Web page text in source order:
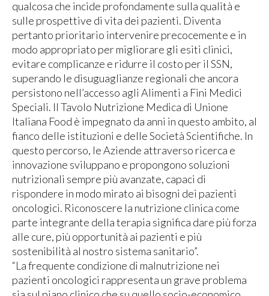
qualcosa che incide profondamente sulla qualità e
sulle prospettive di vita dei pazienti. Diventa
pertanto prioritario intervenire precocemente e in
modo appropriato per migliorare gli esiti clinici,
evitare complicanze e ridurre il costo per il SSN,
superando le disuguaglianze regionali che ancora
persistono nell’accesso agli Alimenti a Fini Medici
Speciali. Il Tavolo Nutrizione Medica di Unione
Italiana Food è impegnato da anni in questo ambito, al
fianco delle istituzioni e delle Società Scientifiche. In
questo percorso, le Aziende attraverso ricerca e
innovazione sviluppano e propongono soluzioni
nutrizionali sempre più avanzate, capaci di
rispondere in modo mirato ai bisogni dei pazienti
oncologici. Riconoscere la nutrizione clinica come
parte integrante della terapia significa dare più forza
alle cure, più opportunità ai pazienti e più
sostenibilità al nostro sistema sanitario”.
“La frequente condizione di malnutrizione nei
pazienti oncologici rappresenta un grave problema